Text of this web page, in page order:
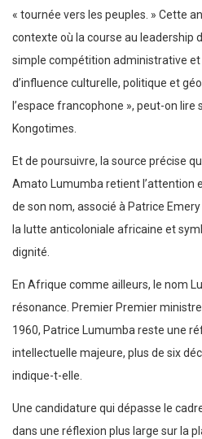
« tournée vers les peuples. » Cette
contexte où la course au leadership
simple compétition administrative et
d’influence culturelle, politique et
l’espace francophone », peut-on
Kongotimes.
Et de poursuivre, la source précise
Amato Lumumba retient l’attention
de son nom, associé à Patrice
la lutte anticoloniale africaine et
dignité.
En Afrique comme ailleurs, le nom
résonance. Premier Premier
1960, Patrice Lumumba reste une
intellectuelle majeure, plus de six
indique-t-elle.
Une candidature qui dépasse le
dans une réflexion plus large sur la